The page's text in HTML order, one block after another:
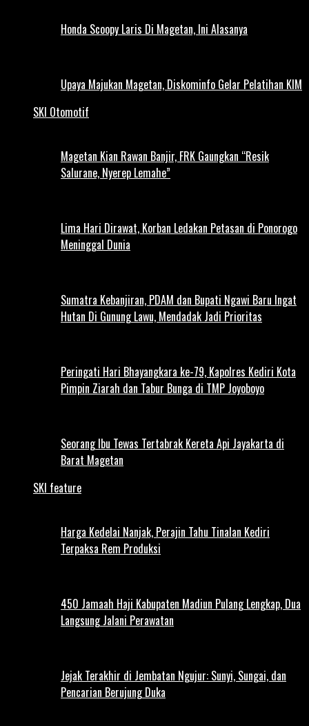
Honda Scoopy Laris Di Magetan, Ini Alasanya
Upaya Majukan Magetan, Diskominfo Gelar Pelatihan KIM
SKI Otomotif
Magetan Kian Rawan Banjir, FRK Gaungkan “Resik
Salurane, Nyerep Lemahe”
Lima Hari Dirawat, Korban Ledakan Petasan di Ponorogo
Meninggal Dunia
Sumatra Kebanjiran, PDAM dan Bupati Ngawi Baru Ingat
Hutan Di Gunung Lawu, Mendadak Jadi Prioritas
Peringati Hari Bhayangkara ke-79, Kapolres Kediri Kota
Pimpin Ziarah dan Tabur Bunga di TMP Joyoboyo
Seorang Ibu Tewas Tertabrak Kereta Api Jayakarta di
Barat Magetan
SKI feature
Harga Kedelai Nanjak, Perajin Tahu Tinalan Kediri
Terpaksa Rem Produksi
450 Jamaah Haji Kabupaten Madiun Pulang Lengkap, Dua
Langsung Jalani Perawatan
Jejak Terakhir di Jembatan Ngujur: Sunyi, Sungai, dan
Pencarian Berujung Duka